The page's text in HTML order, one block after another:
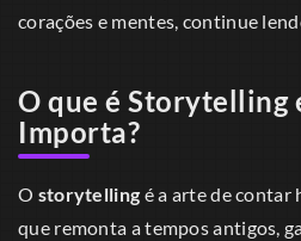
corações e mentes, continue
O que é Storytelling
Importa?
O storytelling é a arte de contar
que remonta a tempos antigos,